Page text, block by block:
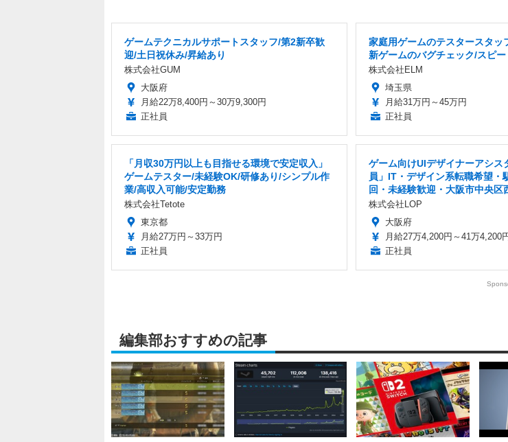
ゲームテクニカルサポートスタッフ/第2新卒歓
迎/土日祝休み/昇給あり
株式会社GUM
大阪府
月給22万8,400円～30万9,300円
正社員
家庭用ゲームのテスタースタッ
新ゲームのバグチェック/スピ
株式会社ELM
埼玉県
月給31万円～45万円
正社員
「月収30万円以上も目指せる環境で安定収入」
ゲームテスター/未経験OK/研修あり/シンプル作
業/高収入可能/安定勤務
株式会社Tetote
東京都
月給27万円～33万円
正社員
ゲーム向けUIデザイナーアシス
員」IT・デザイン系転職希望・
回・未経験歓迎・大阪市中央区
株式会社LOP
大阪府
月給27万4,200円～41万4,200
正社員
編集部おすすめの記事